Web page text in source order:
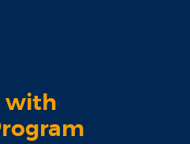
with